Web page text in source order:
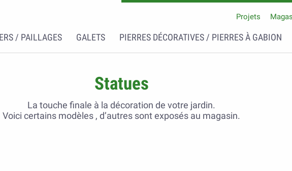
Projets
/ PAILLAGES GALETS PIERRES DÉCORATIVES / PIERRES À GABION
Statues
La touche finale à la décoration de votre jardin.
Voici certains modèles , d’autres sont exposés au magasin.